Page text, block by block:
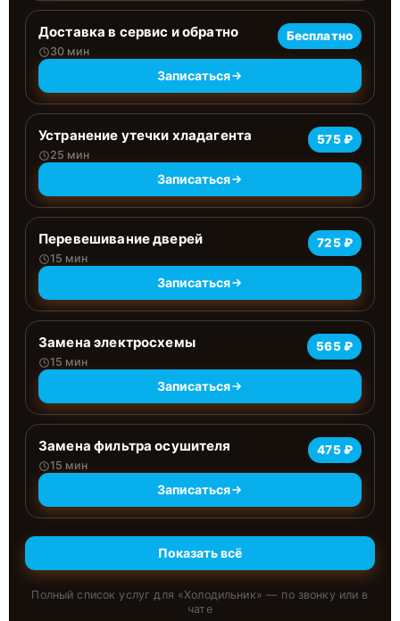
Доставка в сервис и обратно
30 мин
Бесплатно
Записаться
Устранение утечки хладагента
25 мин
575 ₽
Записаться
Перевешивание дверей
15 мин
725 ₽
Записаться
Замена электросхемы
15 мин
565 ₽
Записаться
Замена фильтра осушителя
15 мин
475 ₽
Записаться
Показать всё
Полный список услуг для «Холодильник» — по звонку или в
чате